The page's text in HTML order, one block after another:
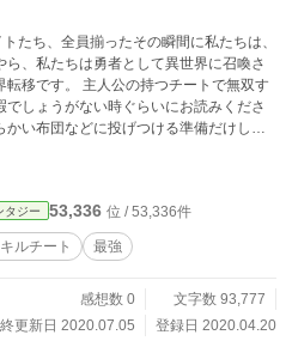
たち、全員揃ったその瞬間に私たちは、
、私たちは勇者として異世界に召喚さ
しょうがない時ぐらいにお読みくださ
い布団などに投げつける準備だけして
タジー 53,336 位 / 53,336件
ルチート 最強
感想数 0
文字数 93,777
更新日 2020.07.05
登録日 2020.04.20